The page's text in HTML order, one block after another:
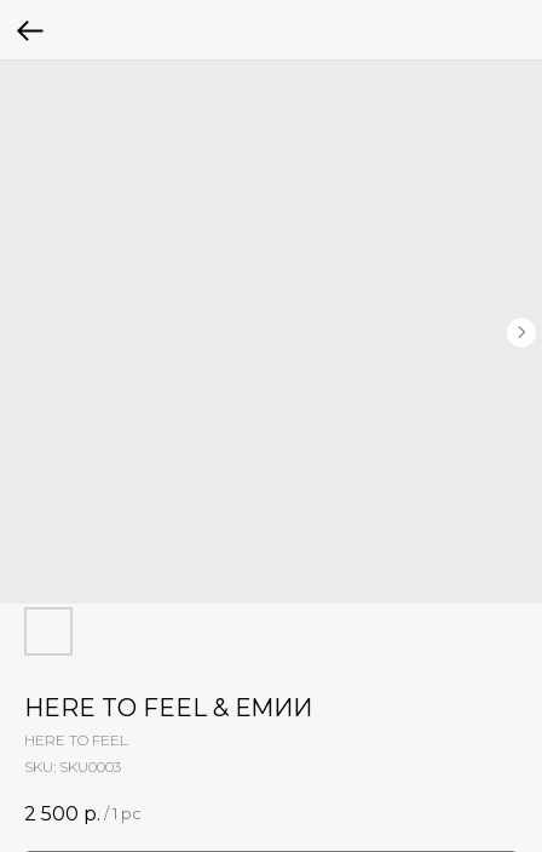
HERE TO FEEL & ЕМИИ
HERE TO FEEL
SKU: SKU0003
2 500 р. / 1 pc